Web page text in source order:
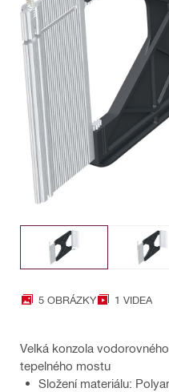
5 OBRÁZKY 1 VIDEA
Velká konzola
tepelného mostu
Složení materiálu: